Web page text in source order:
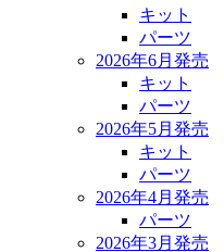
キット
パーツ
2026年6月発売
キット
パーツ
2026年5月発売
キット
パーツ
2026年4月発売
パーツ
2026年3月発売